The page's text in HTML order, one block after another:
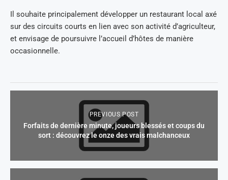
Il souhaite principalement développer un restaurant local axé
sur des circuits courts en lien avec son activité d’agriculteur,
et envisage de poursuivre l’accueil d’hôtes de manière
occasionnelle.
PREVIOUS POST
Forfaits de dernière minute, joueurs blessés et coups du
sort : découvrez le onze des vrais malchanceux